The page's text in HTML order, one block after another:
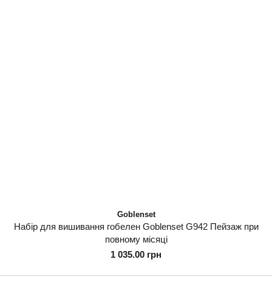
Goblenset
Набір для вишивання гобелен Goblenset G942 Пейзаж при
повному місяці
1 035.00 грн